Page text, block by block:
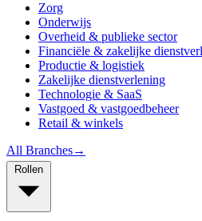
Zorg
Onderwijs
Overheid & publieke sector
Financiële & zakelijke
Productie & logistiek
Zakelijke dienstverlening
Technologie & SaaS
Vastgoed & vastgoedbeheer
Retail & winkels
All Branches→